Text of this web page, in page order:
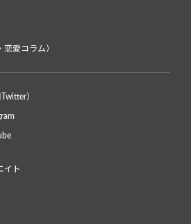
愛コラム）
）
イト